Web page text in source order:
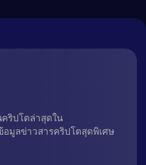
ริปโตล่าสุดใน
อมูลข่าวสารคริปโตสุดพิเศษ